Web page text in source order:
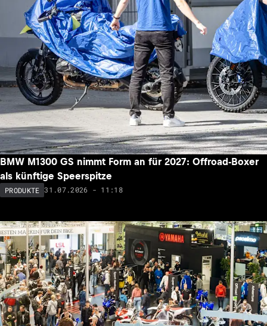
BMW M1300 GS nimmt Form an für 2027: Offroad-Boxer
als künftige Speerspitze
PRODUKTE 31.07.2026 - 11:18